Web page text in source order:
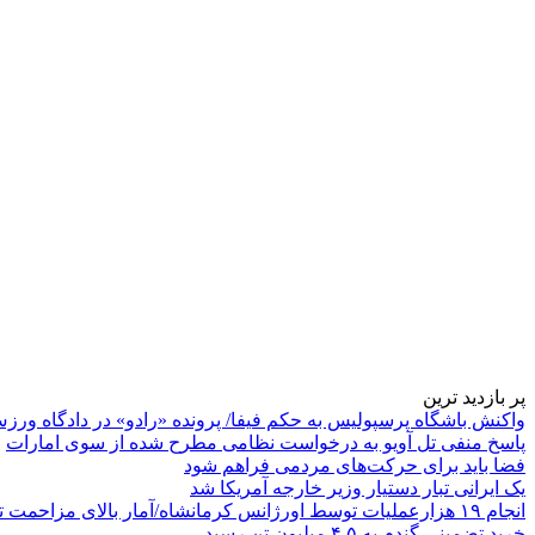
پر بازدید ترین
واکنش باشگاه پرسپولیس به حکم فیفا/ پرونده «رادو» در دادگاه
پاسخ منفی تل آویو به درخواست نظامی مطرح شده از سوی امارات
فضا باید برای حرکت‌های مردمی فراهم شود
یک ایرانی تبار دستیار وزیر خارجه آمریکا شد
انجام ۱۹ هزارعملیات توسط اورژانس کرمانشاه/آمار بالای مزاحمت تلفنی